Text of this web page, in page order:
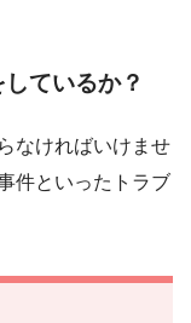
ているか？
なければいけませ
件といったトラブ